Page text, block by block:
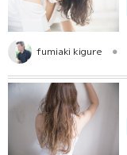
fumiaki kigure